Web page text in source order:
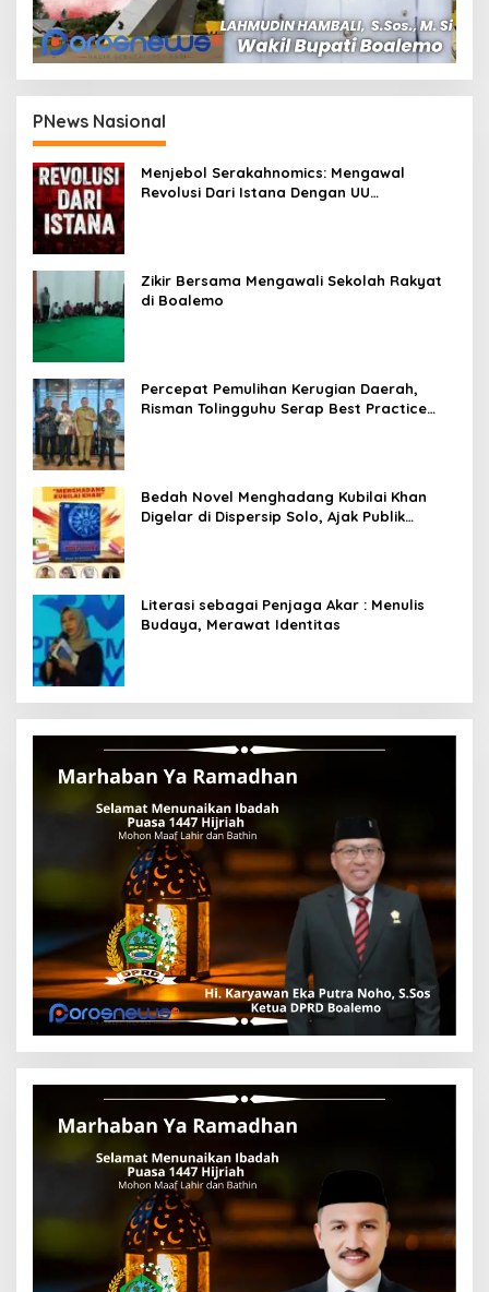
PNews Nasional
Menjebol Serakahnomics: Mengawal
Revolusi Dari Istana Dengan UU
Zikir Bersama Mengawali Sekolah Rakyat
di Boalemo
Percepat Pemulihan Kerugian Daerah,
Risman Tolingguhu Serap Best Practice
Bedah Novel Menghadang Kubilai Khan
Digelar di Dispersip Solo, Ajak Publik
Literasi sebagai Penjaga Akar : Menulis
Budaya, Merawat Identitas